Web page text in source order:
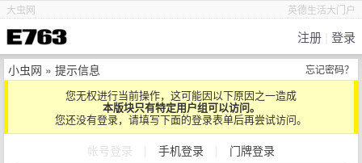
英德生活大门户
大虫网
注册 登录
忘记密码？
小虫网 » 提示信息
您无权进行当前操作，这可能因以下原因之一造成
本版块只有特定用户组可以访问。
您还没有登录，请填写下面的登录表单后再尝试访问。
帐号登录 手机登录 门牌登录